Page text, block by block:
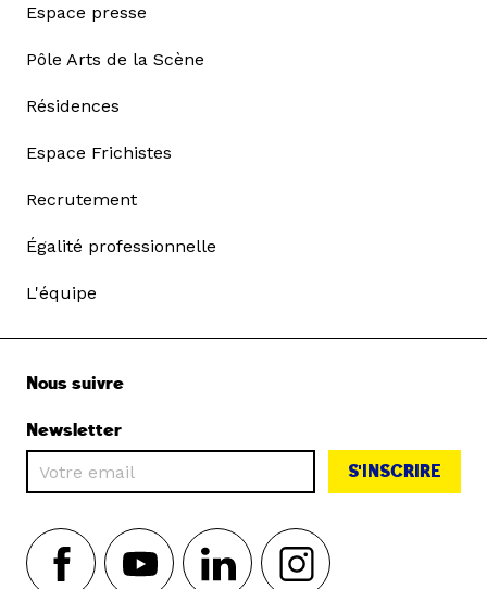
Espace presse
Pôle Arts de la Scène
Résidences
Espace Frichistes
Recrutement
Égalité professionnelle
L'équipe
Nous suivre
Newsletter
S'INSCRIRE